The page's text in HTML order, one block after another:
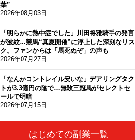
葉”
2026年08月03日
「明らかに熱中症でした」川田将雅騎手の発言
が波紋…競馬“真夏開催”に浮上した深刻なリス
ク。ファンからは「馬死ぬぞ」の声も
2026年07月27日
「なんかコントレイル安いな」デアリングタク
トが3.3億円の陰で…無敗三冠馬がセレクトセ
ールで明暗
2026年07月15日
はじめての副業一覧